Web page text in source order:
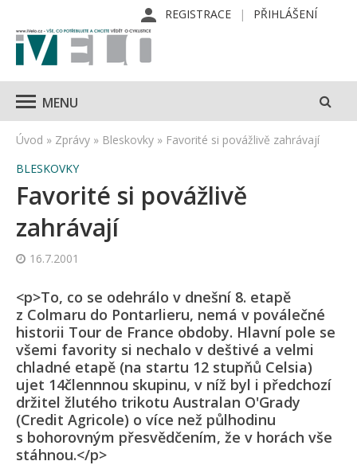
REGISTRACE PŘIHLÁŠENÍ
MENU
Úvod » Zprávy » Bleskovky » Favorité si povážlivě zahrávají
BLESKOVKY
Favorité si povážlivě
zahrávají
16.7.2001
<p>To, co se odehrálo v dnešní 8. etapě
z Colmaru do Pontarlieru, nemá v poválečné
historii Tour de France obdoby. Hlavní pole se
všemi favority si nechalo v deštivé a velmi
chladné etapě (na startu 12 stupňů Celsia)
ujet 14člennnou skupinu, v níž byl i předchozí
držitel žlutého trikotu Australan O'Grady
(Credit Agricole) o více než půlhodinu
s bohorovným přesvědčením, že v horách vše
stáhnou.</p>